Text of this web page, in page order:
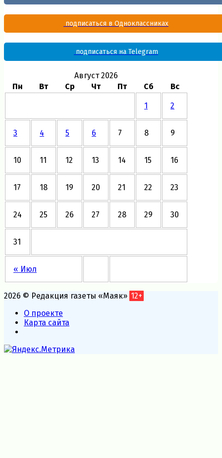
подписаться в Одноклассниках
подписаться на Telegram
Август 2026
Пн
Вт Ср Чт Пт Сб Вс
« Июл
1 2
3 4 5 6 7 8 9
10 11 12 13 14 15 16
17 18 19 20 21 22 23
24 25 26 27 28 29 30
31
2026 © Редакция газеты «Маяк» 12+
О проекте
Карта сайта